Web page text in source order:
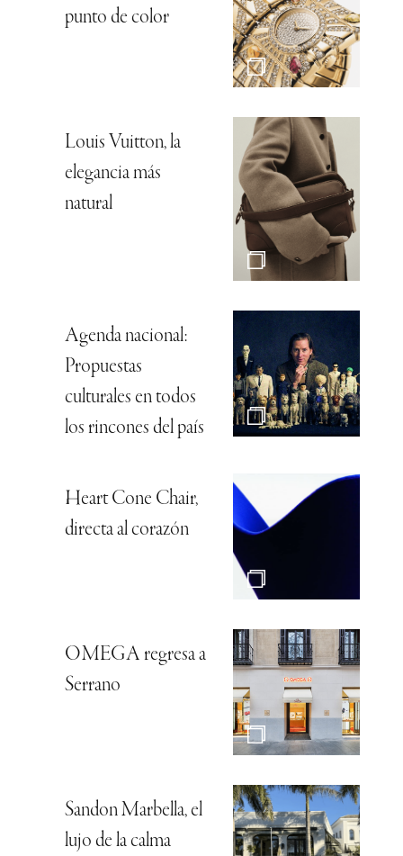
punto de color
Louis Vuitton, la
elegancia más
natural
Agenda nacional:
Propuestas
culturales en todos
los rincones del país
Heart Cone Chair,
directa al corazón
OMEGA regresa a
Serrano
Sandon Marbella, el
lujo de la calma